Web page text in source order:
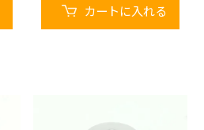
カートに入れる